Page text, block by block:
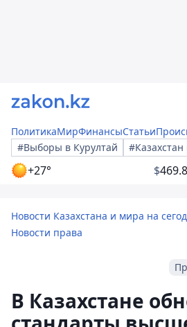
ПолитикаМирФинансыСтатьи
#Выборы в Курултай
+27° $
Новости Казахстана и мира на
Новости права
В Казахстане